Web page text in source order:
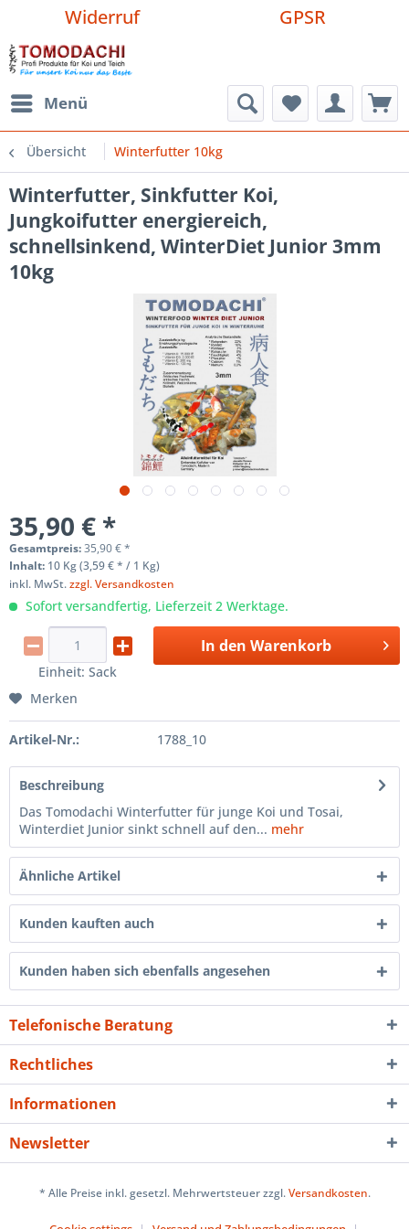
Widerruf GPSR
Menü
Übersicht Winterfutter 10kg
Winterfutter, Sinkfutter Koi,
Jungkoifutter energiereich,
schnellsinkend, WinterDiet Junior 3mm
10kg
35,90 € *
Gesamtpreis:35,90€*
Inhalt: 10 Kg (3,59 € * / 1 Kg)
inkl. MwSt.zzgl. Versandkosten
Sofort versandfertig, Lieferzeit 2 Werktage.
Einheit: Sack
In den Warenkorb
Merken
Artikel-Nr.: 1788_10
Beschreibung
Das Tomodachi Winterfutter für junge Koi und Tosai,
Winterdiet Junior sinkt schnell auf den... mehr
Ähnliche Artikel
Kunden kauften auch
Kunden haben sich ebenfalls angesehen
Telefonische Beratung
Rechtliches
Informationen
Newsletter
* Alle Preise inkl. gesetzl. Mehrwertsteuer zzgl.Versandkosten.